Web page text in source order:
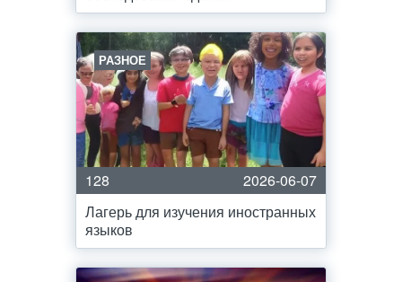
РАЗНОЕ
128
2026-06-07
Лагерь для изучения иностранных
языков